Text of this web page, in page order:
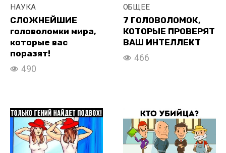
НАУКА
СЛОЖНЕЙШИЕ
головоломки мира,
которые вас
поразят!
490
ОБЩЕЕ
7 ГОЛОВОЛОМОК,
КОТОРЫЕ ПРОВЕРЯТ
ВАШ ИНТЕЛЛЕКТ
466